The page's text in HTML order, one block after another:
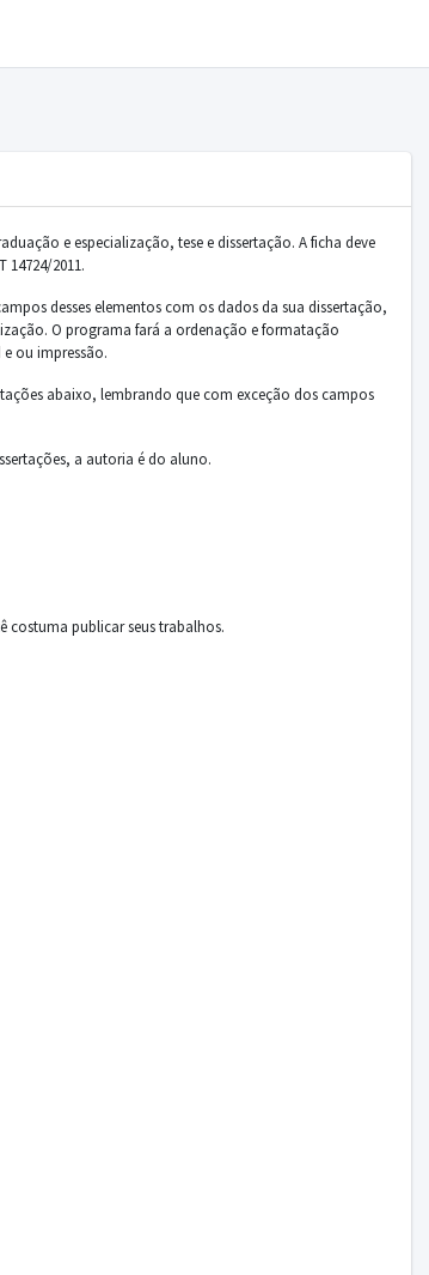
e especialização, tese e dissertação. A ficha deve
2011.
desses elementos com os dados da sua dissertação,
O programa fará a ordenação e formatação
ou impressão.
abaixo, lembrando que com exceção dos campos
a autoria é do aluno.
costuma publicar seus trabalhos.